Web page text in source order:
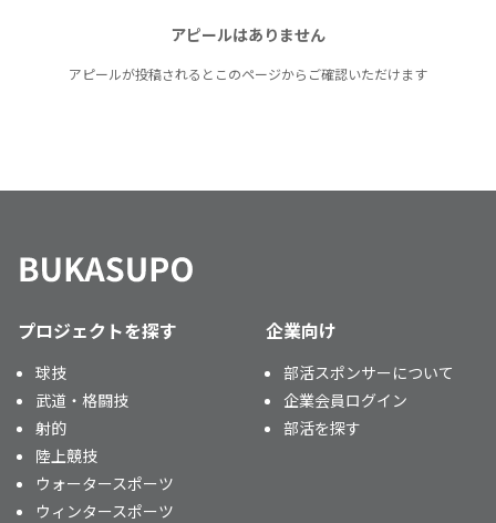
アピールはありません
アピールが投稿されるとこのページからご確認いただけます
プロジェクトを探す
球技
武道・格闘技
射的
陸上競技
ウォータースポーツ
ウィンタースポーツ
企業向け
部活スポンサーについて
企業会員ログイン
部活を探す